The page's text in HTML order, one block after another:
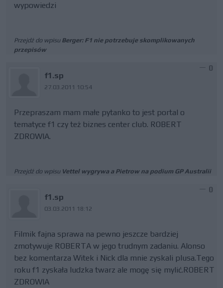
wypowiedzi
Przejdź do wpisu Berger: F1 nie potrzebuje skomplikowanych
przepisów
f1.sp
27.03.2011 10:54
0
Przepraszam mam małe pytanko to jest portal o
tematyce f1 czy też biznes center club. ROBERT
ZDROWIA.
Przejdź do wpisu Vettel wygrywa a Pietrow na podium GP Australii
f1.sp
03.03.2011 18:12
0
Filmik fajna sprawa na pewno jeszcze bardziej
zmotywuje ROBERTA w jego trudnym zadaniu. Alonso
bez komentarza Witek i Nick dla mnie zyskali plusa.Tego
roku f1 zyskała ludzka twarz ale mogę się mylić.ROBERT
ZDROWIA